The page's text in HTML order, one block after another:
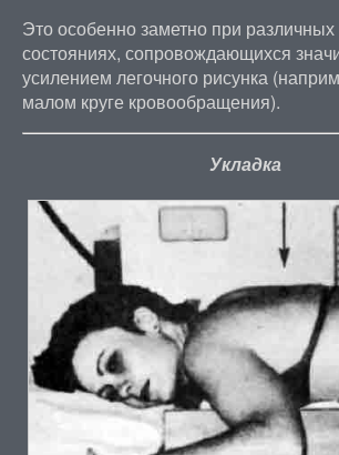
Это особенно заметно при различных
состояниях, сопровождающихся
усилением легочного рисунка
малом круге кровообращения).
Укладка